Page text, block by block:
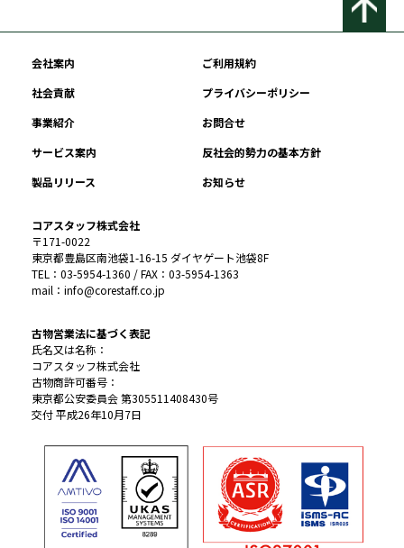
会社案内
ご利用規約
社会貢献
プライバシーポリシー
事業紹介
お問合せ
サービス案内
反社会的勢力の基本方針
製品リリース
お知らせ
コアスタッフ株式会社
〒171-0022
東京都豊島区南池袋1-16-15 ダイヤゲート池袋8F
TEL：03-5954-1360 / FAX：03-5954-1363
mail：info@corestaff.co.jp
古物営業法に基づく表記
氏名又は名称：
コアスタッフ株式会社
古物商許可番号：
東京都公安委員会 第305511408430号
交付 平成26年10月7日